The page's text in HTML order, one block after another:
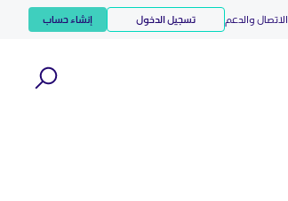
الاتصال والدعم تسجيل الدخول إنشاء حساب